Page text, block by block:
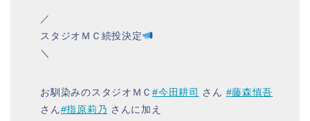
／
スタジオＭＣ続投決定
＼
お馴染みのスタジオＭＣ#今田耕司 さん #藤森慎吾
さん#指原莉乃 さんに加え